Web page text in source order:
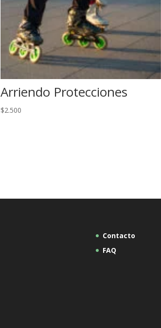
Arriendo Protecciones
$2.500
Contacto
FAQ